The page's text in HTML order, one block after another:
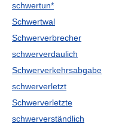
schwertun*
Schwertwal
Schwerverbrecher
schwerverdaulich
Schwerverkehrsabgabe
schwerverletzt
Schwerverletzte
schwerverständlich